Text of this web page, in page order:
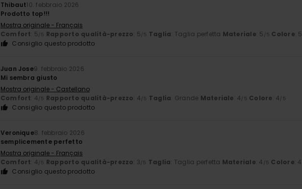
Thibaut10. febbraio 2026
Prodotto top!!!
Mostra originale - Français
Comfort: 5/5 Rapporto qualità-prezzo: 5/5 Taglia: Taglia perfetta Materiale: 5 /5 Colore: 5
Consiglio questo prodotto
Juan Jose9. febbraio 2026
Mi sembra giusto
Mostra originale - Castellano
Comfort: 4/5 Rapporto qualità-prezzo: 4/5 Taglia: Grande Materiale: 4/5 Colore: 4/5
Consiglio questo prodotto
Veronique8. febbraio 2026
semplicemente perfetto
Mostra originale - Français
Comfort: 4/5 Rapporto qualità-prezzo: 3/5 Taglia: Taglia perfetta Materiale: 4 /5 Colore: 4
Consiglio questo prodotto